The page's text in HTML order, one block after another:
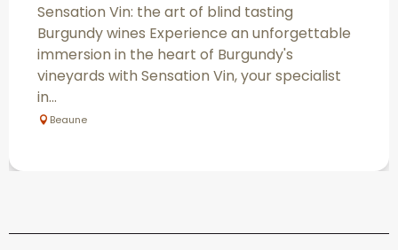
Sensation Vin: the art of blind tasting
Burgundy wines Experience an unforgettable
immersion in the heart of Burgundy's
vineyards with Sensation Vin, your specialist
in...
Beaune